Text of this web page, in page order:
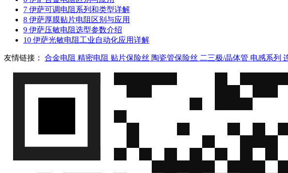
7 伊萨可调电阻系列和类型详解
8 伊萨厚膜贴片电阻区别与应用
9 伊萨压敏电阻选型参数介绍
10 伊萨光敏电阻工业自动化应用详解
友情链接： 合金电阻 精密电阻 贴片保险丝 陶瓷管保险丝 二三极/晶体管 电感系列